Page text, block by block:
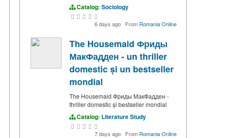
Catalog: Sociology
6 days ago · From Romania Online
The Housemaid Фриды
МакФадден - un thriller
domestic și un bestseller
mondial
The Housemaid Фриды МакФадден -
thriller domestic și bestseller mondial
Catalog: Literature Study
7 days ago · From Romania Online